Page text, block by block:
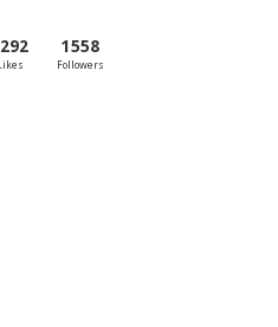
Likes
1558
Followers